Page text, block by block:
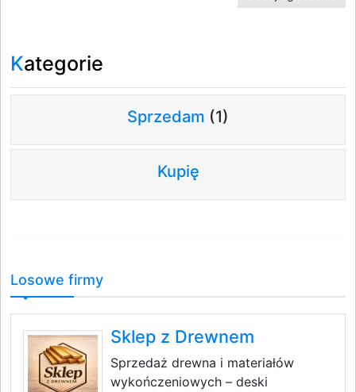
Kategorie
Sprzedam (1)
Kupię
Losowe firmy
Sklep z Drewnem
Sprzedaż drewna i materiałów
wykończeniowych – deski